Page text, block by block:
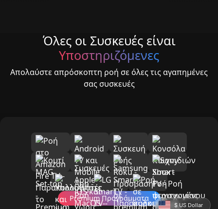
Όλες οι Συσκευές είναι
Υποστηριζόμενες
Απολαύστε απρόσκοπτη ροή σε όλες τις αγαπημένες
σας συσκευές
$ US Dollar
Premium Προγράμματα